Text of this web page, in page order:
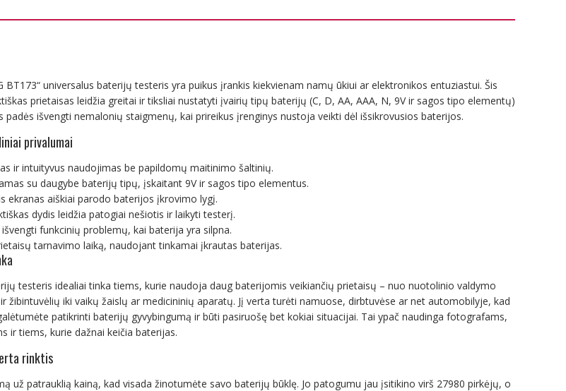
BT173“ universalus baterijų testeris yra puikus įrankis kiekvienam namų ūkiui ar elektronikos entuziastui. Šis
prietaisas leidžia greitai ir tiksliai nustatyti įvairių tipų baterijų (C, D, AA, AAA, N, 9V ir sagos tipo elementų)
padės išvengti nemalonių staigmenų, kai prireikus įrenginys nustoja veikti dėl išsikrovusios baterijos.
privalumai
ir intuityvus naudojimas be papildomų maitinimo šaltinių.
su daugybe baterijų tipų, įskaitant 9V ir sagos tipo elementus.
ekranas aiškiai parodo baterijos įkrovimo lygį.
dydis leidžia patogiai nešiotis ir laikyti testerį.
išvengti funkcinių problemų, kai baterija yra silpna.
tarnavimo laiką, naudojant tinkamai įkrautas baterijas.
testeris idealiai tinka tiems, kurie naudoja daug baterijomis veikiančių prietaisų – nuo nuotolinio valdymo
žibintuvėlių iki vaikų žaislų ar medicininių aparatų. Jį verta turėti namuose, dirbtuvėse ar net automobilyje, kad
patikrinti baterijų gyvybingumą ir būti pasiruošę bet kokiai situacijai. Tai ypač naudinga fotografams,
ir tiems, kurie dažnai keičia baterijas.
rinktis
už patrauklią kainą, kad visada žinotumėte savo baterijų būklę. Jo patogumu jau įsitikino virš 27980 pirkėjų, o